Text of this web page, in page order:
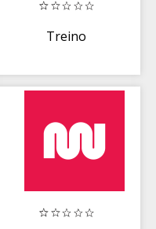
Treino